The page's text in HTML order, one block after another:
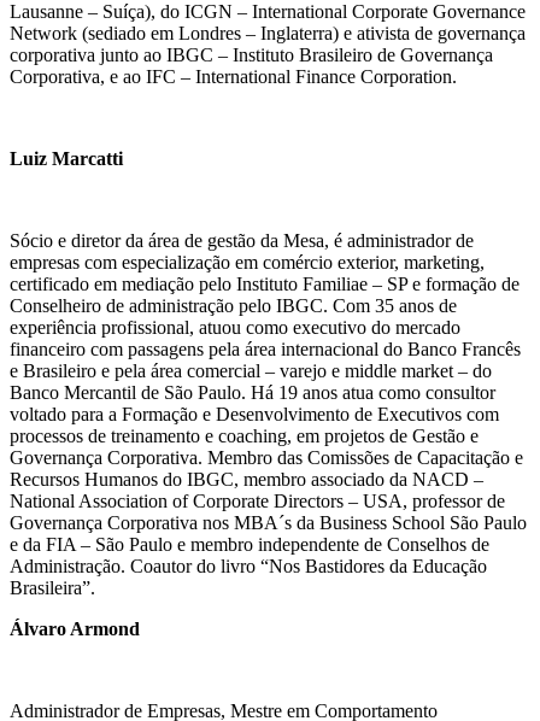
Lausanne – Suíça), do ICGN – International Corporate Governance
Network (sediado em Londres – Inglaterra) e ativista de governança
corporativa junto ao IBGC – Instituto Brasileiro de Governança
Corporativa, e ao IFC – International Finance Corporation.
Luiz Marcatti
Sócio e diretor da área de gestão da Mesa, é administrador de
empresas com especialização em comércio exterior, marketing,
certificado em mediação pelo Instituto Familiae – SP e formação de
Conselheiro de administração pelo IBGC. Com 35 anos de
experiência profissional, atuou como executivo do mercado
financeiro com passagens pela área internacional do Banco Francês
e Brasileiro e pela área comercial – varejo e middle market – do
Banco Mercantil de São Paulo. Há 19 anos atua como consultor
voltado para a Formação e Desenvolvimento de Executivos com
processos de treinamento e coaching, em projetos de Gestão e
Governança Corporativa. Membro das Comissões de Capacitação e
Recursos Humanos do IBGC, membro associado da NACD –
National Association of Corporate Directors – USA, professor de
Governança Corporativa nos MBA´s da Business School São Paulo
e da FIA – São Paulo e membro independente de Conselhos de
Administração. Coautor do livro “Nos Bastidores da Educação
Brasileira”.
Álvaro Armond
Administrador de Empresas, Mestre em Comportamento